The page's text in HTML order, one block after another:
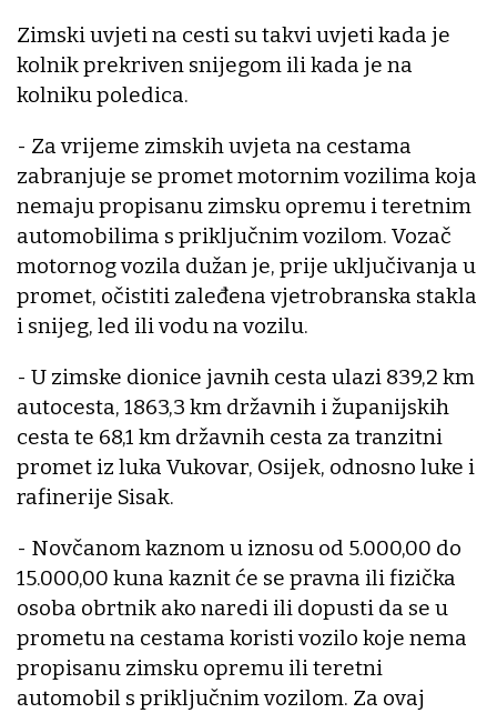
Zimski uvjeti na cesti su takvi uvjeti kada je
kolnik prekriven snijegom ili kada je na
kolniku poledica.
- Za vrijeme zimskih uvjeta na cestama
zabranjuje se promet motornim vozilima koja
nemaju propisanu zimsku opremu i teretnim
automobilima s priključnim vozilom. Vozač
motornog vozila dužan je, prije uključivanja u
promet, očistiti zaleđena vjetrobranska stakla
i snijeg, led ili vodu na vozilu.
- U zimske dionice javnih cesta ulazi 839,2 km
autocesta, 1863,3 km državnih i županijskih
cesta te 68,1 km državnih cesta za tranzitni
promet iz luka Vukovar, Osijek, odnosno luke i
rafinerije Sisak.
- Novčanom kaznom u iznosu od 5.000,00 do
15.000,00 kuna kaznit će se pravna ili fizička
osoba obrtnik ako naredi ili dopusti da se u
prometu na cestama koristi vozilo koje nema
propisanu zimsku opremu ili teretni
automobil s priključnim vozilom. Za ovaj